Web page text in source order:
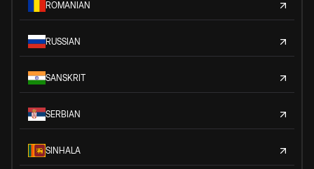
ROMANIAN
RUSSIAN
SANSKRIT
SERBIAN
SINHALA